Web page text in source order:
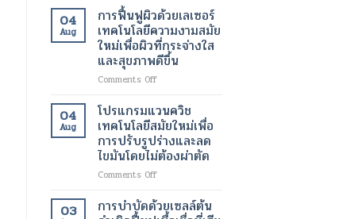
สื่อสาร
ได้
เทคโนโลยี
ทางการ
แพทย์
สมัย
เปลี่ยนแปลง
ชีวิต
ของ
ผู้
ป่วย
ห้อง
ผ่าตัด
บน
คลา
วด์
เทคโนโลยี
ดูแล
รักษา
ทางการ
ผ่าตัด
สมัย
ใหม่
ความ
ปลอดภัย
04
Aug
การฟื้นฟูผิวด้วยเลเซอร์
เทคโนโลยีความงามสมัย
ใหม่เพื่อผิวที่กระจ่างใส
และสุขภาพดีขึ้น
Comments Offon
ฟื้นฟู
ผิว
ด้วย
เลเซอร์
เทคโนโลยี
ความ
สมัย
ใหม่
04
Aug
โปรแกรมแวนควิช
เทคโนโลยีสมัยใหม่เพื่อ
การปรับรูปร่างและลด
ไขมันโดยไม่ต้องผ่าตัด
Comments Offon
แก
รม
03 การบำบัดด้วยเซลล์ต้น